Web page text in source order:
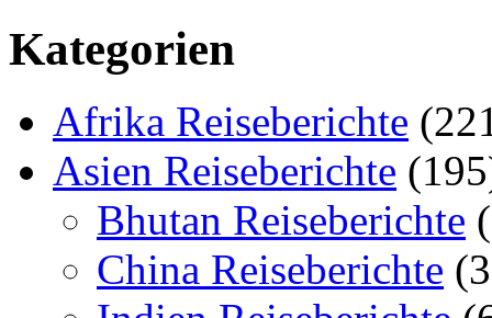
Kategorien
Afrika Reiseberichte
Asien Reiseberichte
Bhutan Reiseberichte
China Reiseberichte